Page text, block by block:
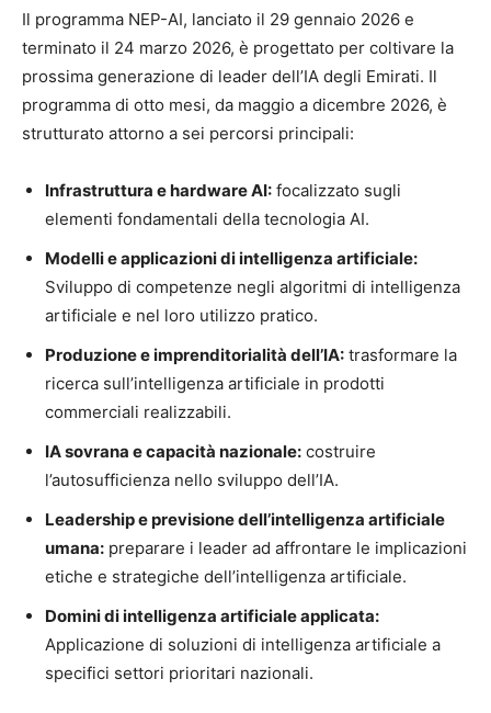
Il programma NEP-AI, lanciato il 29 gennaio 2026 e
terminato il 24 marzo 2026, è progettato per coltivare la
prossima generazione di leader dell’IA degli Emirati. Il
programma di otto mesi, da maggio a dicembre 2026, è
strutturato attorno a sei percorsi principali:
Infrastruttura e hardware AI: focalizzato sugli
elementi fondamentali della tecnologia AI.
Modelli e applicazioni di intelligenza artificiale:
Sviluppo di competenze negli algoritmi di intelligenza
artificiale e nel loro utilizzo pratico.
Produzione e imprenditorialità dell’IA: trasformare la
ricerca sull’intelligenza artificiale in prodotti
commerciali realizzabili.
IA sovrana e capacità nazionale: costruire
l’autosufficienza nello sviluppo dell’IA.
Leadership e previsione dell’intelligenza artificiale
umana: preparare i leader ad affrontare le implicazioni
etiche e strategiche dell’intelligenza artificiale.
Domini di intelligenza artificiale applicata:
Applicazione di soluzioni di intelligenza artificiale a
specifici settori prioritari nazionali.